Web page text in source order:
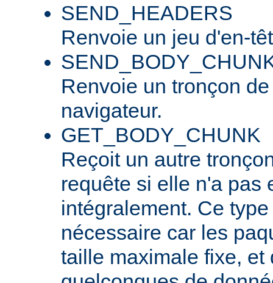
SEND_HEADERS
Renvoie un jeu d'en-
Renvoie un tronçon
navigateur.
GET_BODY_CHUNK
Reçoit un autre
requête si elle n'a pas
intégralement. Ce
nécessaire car les
taille maximale fixe, et